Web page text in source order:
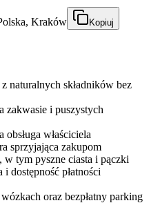
Kraków Kopiuj
naturalnych składników bez
zakwasie i puszystych
właściciela
sprzyjająca zakupom
tym pyszne ciasta i pączki
dostępność płatności
oraz bezpłatny parking